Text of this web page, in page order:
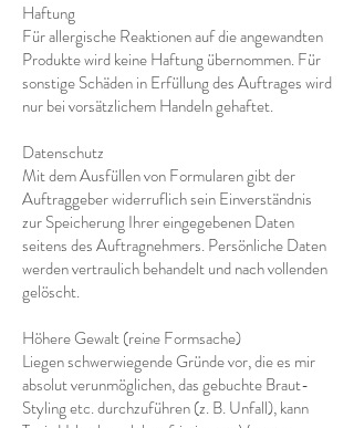
Haftung
Für allergische Reaktionen auf die angewandten
Produkte wird keine Haftung übernommen. Für
sonstige Schäden in Erfüllung des Auftrages wird
nur bei vorsätzlichem Handeln gehaftet.
Datenschutz
Mit dem Ausfüllen von Formularen gibt der
Auftraggeber widerruflich sein Einverständnis
zur Speicherung Ihrer eingegebenen Daten
seitens des Auftragnehmers. Persönliche Daten
werden vertraulich behandelt und nach vollenden
gelöscht.
Höhere Gewalt (reine Formsache)
Liegen schwerwiegende Gründe vor, die es mir
absolut verunmöglichen, das gebuchte Braut-
Styling etc. durchzuführen (z. B. Unfall), kann